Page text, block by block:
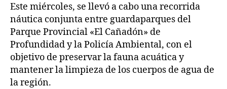
Este miércoles, se llevó a cabo una recorrida
náutica conjunta entre guardaparques del
Parque Provincial «El Cañadón» de
Profundidad y la Policía Ambiental, con el
objetivo de preservar la fauna acuática y
mantener la limpieza de los cuerpos de agua de
la región.